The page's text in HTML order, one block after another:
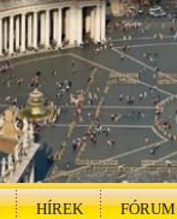
HÍREK FÓRUM